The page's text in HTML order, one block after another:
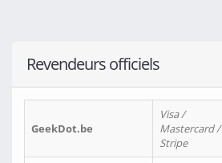
Revendeurs officiels
GeekDot.be
Visa /
Mastercard /
Stripe